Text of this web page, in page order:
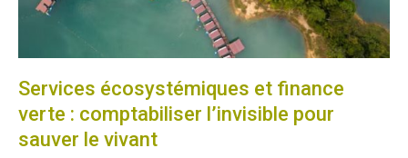
Services écosystémiques et finance
verte : comptabiliser l’invisible pour
sauver le vivant